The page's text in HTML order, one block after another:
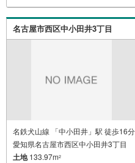
います。◎個別FP相
宅ローン・資金のご相
たいという方も大歓迎
件:当社のみ、もしくは
名古屋市西区中小田井3丁目
名鉄犬山線 「中小田井」駅 徒歩16分
愛知県名古屋市西区中小田井3丁目
土地133.97m2